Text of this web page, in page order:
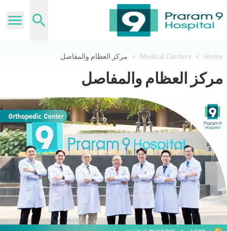
Home
>
Medical Centers
> مركز العظام والمفاصل
مركز العظام والمفاصل